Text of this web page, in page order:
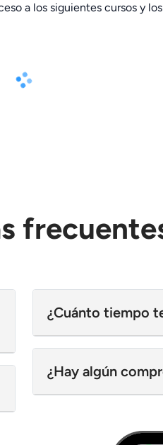
a los siguientes cursos y
¿Cuánto tiempo
¿Hay algún